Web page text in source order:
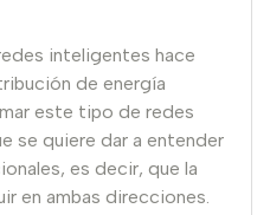
inteligentes hace
de energía
este tipo de redes
se quiere dar a entender
es decir, que la
en ambas direcciones.